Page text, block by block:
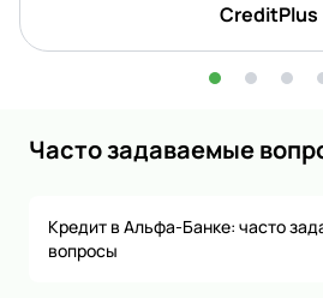
CreditPlus
Часто задаваемые
Кредит в Альфа-Банке: часто
вопросы